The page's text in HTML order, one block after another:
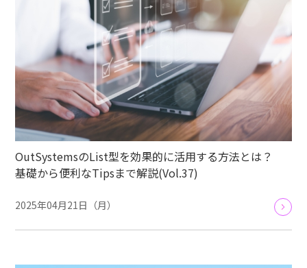
OutSystemsのList型を効果的に活用する方法とは？
基礎から便利なTipsまで解説(Vol.37)
2025年04月21日（月）